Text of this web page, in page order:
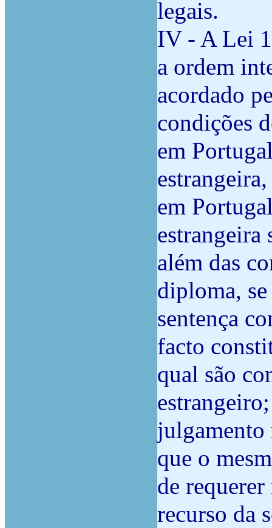
legais.
IV - A Lei
a ordem
acordado
condições
em
em
estrangeira
além das
diploma,
sentença
facto
qual são
julgamento
que o
de
recurso da